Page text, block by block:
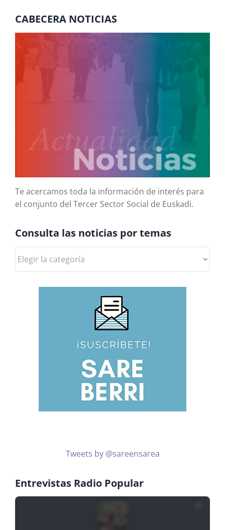
CABECERA NOTICIAS
Te acercamos toda la información de interés para
el conjunto del Tercer Sector Social de Euskadi.
Consulta las noticias por temas
Consulta
las
Tweets by @sareensarea
Entrevistas Radio Popular